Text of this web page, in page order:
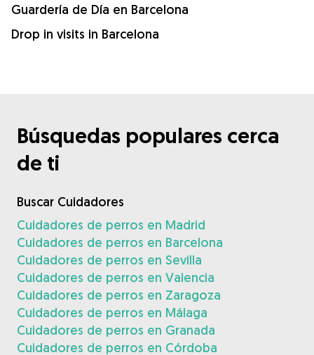
Guardería de Día en Barcelona
Drop in visits in Barcelona
Búsquedas populares cerca
de ti
Buscar Cuidadores
Cuidadores de perros en Madrid
Cuidadores de perros en Barcelona
Cuidadores de perros en Sevilla
Cuidadores de perros en Valencia
Cuidadores de perros en Zaragoza
Cuidadores de perros en Málaga
Cuidadores de perros en Granada
Cuidadores de perros en Córdoba